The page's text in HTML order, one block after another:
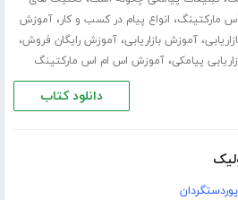
مارکتینگ، انواع پیام در کسب و کار،آموزش
،آموزش بازاریابی،آموزش رایگان فروش،
پیامکی،آموزش اس ام اس مارکتینگ
دانلود کتاب